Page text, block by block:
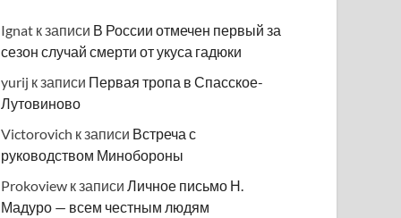
Ignat к записи В России отмечен первый за
сезон случай смерти от укуса гадюки
yurij к записи Первая тропа в Спасское-
Лутовиново
Victorovich к записи Встреча с
руководством Минобороны
Prokoview к записи Личное письмо Н.
Мадуро — всем честным людям